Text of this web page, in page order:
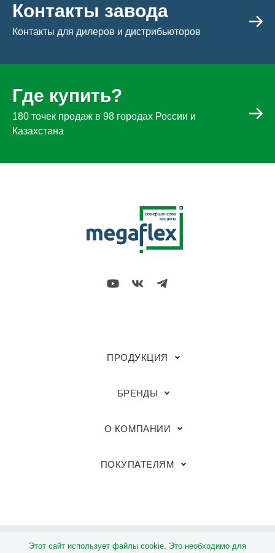
Контакты завода
Контакты для дилеров и дистрибьюторов
Где купить?
180 точек продаж в 98 городах России и
Казахстана
ПРОДУКЦИЯ
БРЕНДЫ
О КОМПАНИИ
ПОКУПАТЕЛЯМ
Этот сайт использует файлы cookie. Это необходимо для